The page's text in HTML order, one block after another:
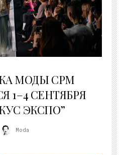
МОДЫ CPM
1–4 СЕНТЯБРЯ
ЭКСПО”
Moda